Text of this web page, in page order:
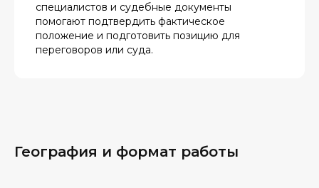
специалистов и судебные документы
помогают подтвердить фактическое
положение и подготовить позицию для
переговоров или суда.
География и формат работы